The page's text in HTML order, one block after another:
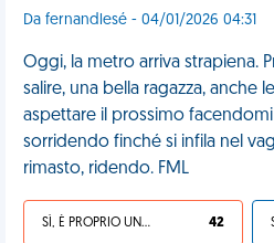
Da fernandlesé - 04/01/2026 04:31
Oggi, la metro arriva strapiena.
salire, una bella ragazza, anche
aspettare il prossimo
sorridendo finché si infila nel
rimasto, ridendo. FML
SÌ, È PROPRIO UNA VDM! 42